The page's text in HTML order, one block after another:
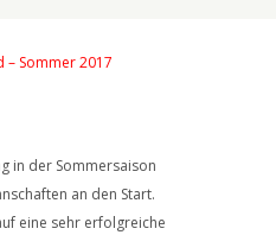
in der Sommersaison
an den Start.
eine sehr erfolgreiche